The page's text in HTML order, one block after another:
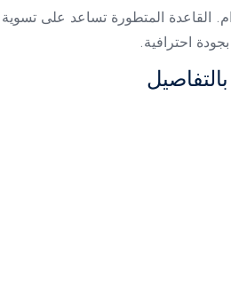
القاعدة المتطورة تساعد على
احترافية.